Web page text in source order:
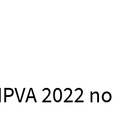
2022 no